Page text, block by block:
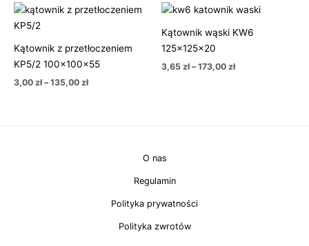
Kątownik z przetłoczeniem
KP5/2 100x100x55
3,00 zł – 135,00 zł
Zakres
cen:
do
135,00 zł
Kątownik wąski KW6
125x125x20
3,65 zł – 173,00 zł
Zakres
cen:
od
3,65 zł
173,00 zł
O nas
Regulamin
Polityka prywatności
Polityka zwrotów